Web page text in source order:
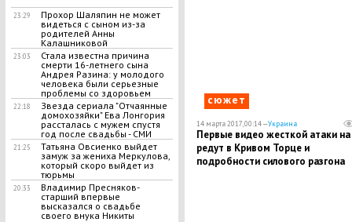
23:29
Прохор Шаляпин не может
видеться с сыном из-за
родителей Анны
Калашниковой
23:03
Стала известна причина
смерти 16-летнего сына
Андрея Разина: у молодого
человека были серьезные
проблемы со здоровьем
22:18
Звезда сериала "Отчаянные
домохозяйки" Ева Лонгория
рассталась с мужем спустя
год после свадьбы - СМИ
21:25
Татьяна Овсиенко выйдет
замуж за жениха Меркулова,
который скоро выйдет из
тюрьмы
20:33
Владимир Пресняков-
старший впервые
высказался о свадьбе
своего внука Никиты
сюжет
14 марта 2017, 00:14 —Украина
Первые видео жесткой атаки на
редут в Кривом Торце и
подробности силового разгона